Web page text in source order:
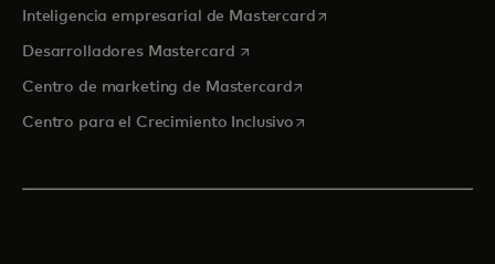
Inteligencia empresarial de Mastercardse abre en una pestaña
Desarrolladores Mastercard se abre en una pestaña nueva
Centro de marketing de Mastercardse abre en una pestaña
Centro para el Crecimiento Inclusivose abre en una pestaña